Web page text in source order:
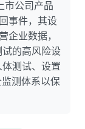
市公司产品
事件，其设
企业数据，
的高风险设
测试、设置
测体系以保